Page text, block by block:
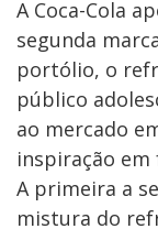
A Coca-Cola
segunda
portólio, o
público
ao mercado
inspiração
A primeira a
mistura do